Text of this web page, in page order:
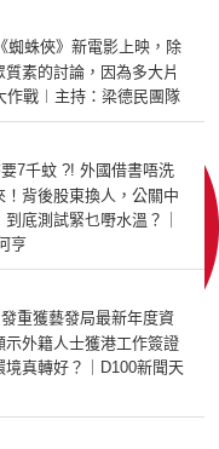
蜘蛛俠》新電影上映，除
素的討論，因為多大片
作戰︱主持：梁德民團隊
7千蚊 ?! 外國借書唔洗
背後股東換人，公關中
底測試緊乜嘢水溫？｜
亨
重獲藝發局最新年度資
外籍人士獲港工作簽證
真轉好？｜D100新聞天